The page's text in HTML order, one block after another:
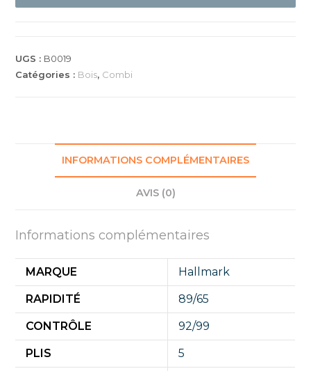
UGS : B0019
Catégories : Bois, Combi
INFORMATIONS COMPLÉMENTAIRES
AVIS (0)
Informations complémentaires
MARQUE Hallmark
RAPIDITÉ 89/65
CONTRÔLE 92/99
PLIS 5